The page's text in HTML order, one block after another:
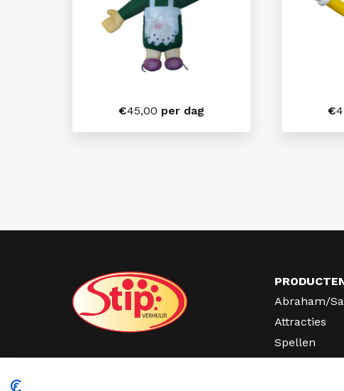
€45,00 per dag €
Abraham/
Attracties
Spellen